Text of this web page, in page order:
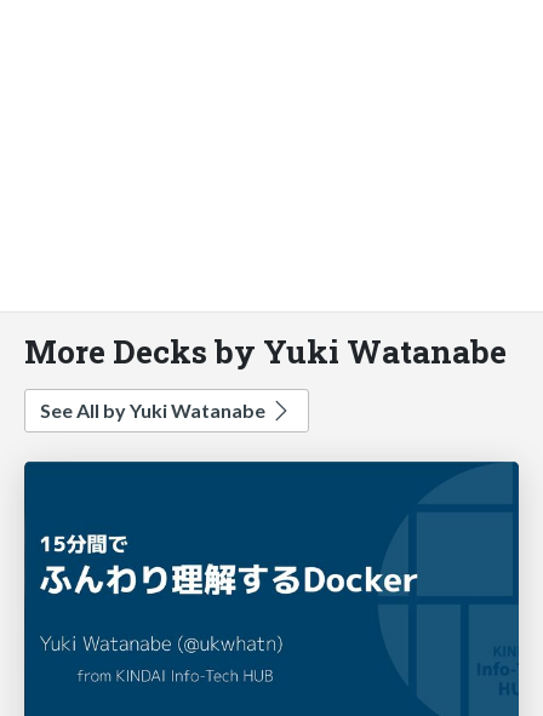
More Decks by Yuki Watanabe
See All by Yuki Watanabe